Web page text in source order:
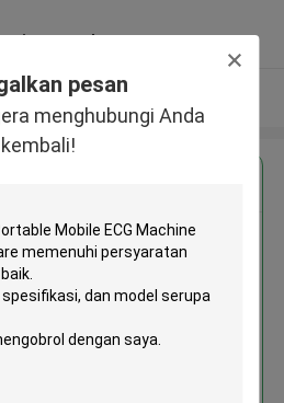
pesan
menghubungi Anda
kembali!
pemasok
Lebih
Type Portable Mobile
Machine With Analysis
： 1 Unit